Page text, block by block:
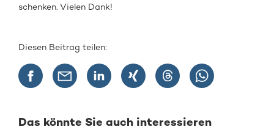
schenken. Vielen Dank!
Diesen Beitrag teilen:
Das könnte Sie auch interessieren